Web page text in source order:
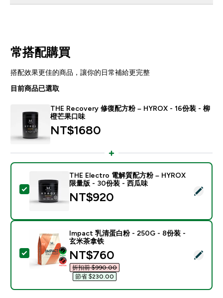
常搭配購買
搭配效果更佳的商品，讓你的日常補給更完整
目前商品已選取
THE Recovery 修復配方粉 – HYROX - 16份装 - 柳
橙芒果口味
NT$1680‎
選取此商品 - THE Electro 電解質配方粉 – HYROX 限
THE Electro 電解質配方粉 – HYROX
限量版 - 30份装 - 西瓜味
NT$920‎
選取此商品 - Impact 乳清蛋白粉 - 250G - 8份装 - 玄
Impact 乳清蛋白粉 - 250G - 8份装 -
玄米茶拿铁
discounted price
NT$760‎
折扣前 $990.00‎
節省 $230.00‎